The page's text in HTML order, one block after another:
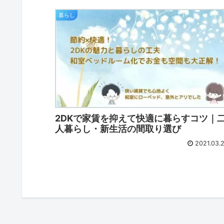
暮らし
2DKで家賃を抑えて快適に暮らすコツ｜
人暮らし・新生活の間取り選び